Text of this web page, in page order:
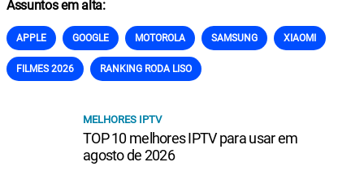
Assuntos em alta:
APPLE GOOGLE MOTOROLA SAMSUNG XIAOMI
FILMES 2026 RANKING RODA LISO
MELHORES IPTV
TOP 10 melhores IPTV para usar em
agosto de 2026